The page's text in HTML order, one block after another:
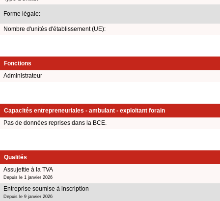
Forme légale:
Nombre d'unités d'établissement (UE):
Fonctions
Administrateur
Capacités entrepreneuriales - ambulant - exploitant forain
Pas de données reprises dans la BCE.
Qualités
Assujettie à la TVA
Depuis le 1 janvier 2026
Entreprise soumise à inscription
Depuis le 9 janvier 2026